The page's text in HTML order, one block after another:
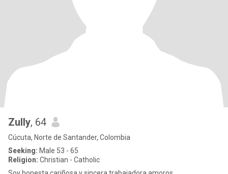
Zully, 64
Cúcuta, Norte de Santander, Colombia
Seeking: Male 53 - 65
Religion: Christian - Catholic